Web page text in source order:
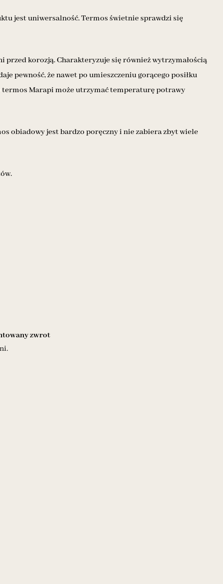
jest uniwersalność. Termos świetnie sprawdzi się
przed korozją. Charakteryzuje się również wytrzymałością
pewność, że nawet po umieszczeniu gorącego posiłku
termos Marapi może utrzymać temperaturę potrawy
obiadowy jest bardzo poręczny i nie zabiera zbyt wiele
zwrot